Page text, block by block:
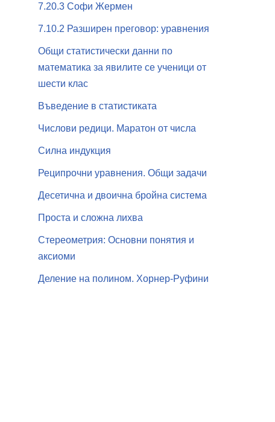
7.20.3 Софи Жермен
7.10.2 Разширен преговор: уравнения
Общи статистически данни по
математика за явилите се ученици от
шести клас
Въведение в статистиката
Числови редици. Маратон от числа
Силна индукция
Реципрочни уравнения. Общи задачи
Десетична и двоична бройна система
Проста и сложна лихва
Стереометрия: Основни понятия и
аксиоми
Деление на полином. Хорнер-Руфини